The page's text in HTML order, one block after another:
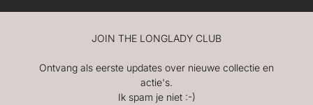
JOIN THE LONGLADY CLUB
Ontvang als eerste updates over nieuwe collectie en
actie's.
Ik spam je niet :-)